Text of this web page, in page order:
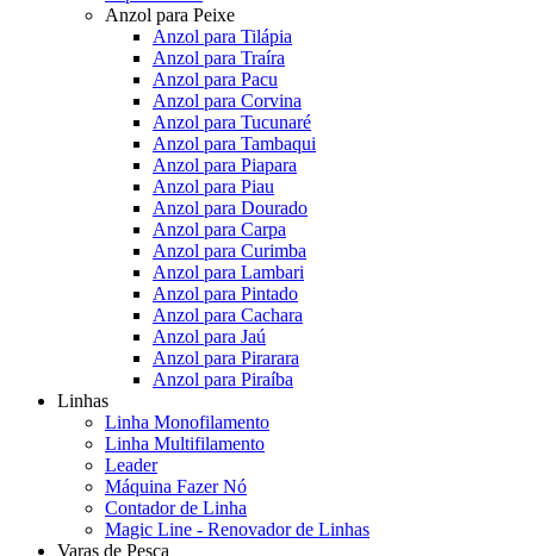
Anzol para Peixe
Anzol para Tilápia
Anzol para Traíra
Anzol para Pacu
Anzol para Corvina
Anzol para Tucunaré
Anzol para Tambaqui
Anzol para Piapara
Anzol para Piau
Anzol para Dourado
Anzol para Carpa
Anzol para Curimba
Anzol para Lambari
Anzol para Pintado
Anzol para Cachara
Anzol para Jaú
Anzol para Pirarara
Anzol para Piraíba
Linhas
Linha Monofilamento
Linha Multifilamento
Leader
Máquina Fazer Nó
Contador de Linha
Magic Line - Renovador de Linhas
Varas de Pesca